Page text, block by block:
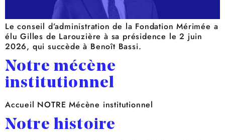
Le conseil d’administration de la Fondation Mérimée a
élu Gilles de Larouzière à sa présidence le 2 juin
2026, qui succède à Benoît Bassi.
Notre mécène
institutionnel
Accueil NOTRE Mécène institutionnel
Notre histoire